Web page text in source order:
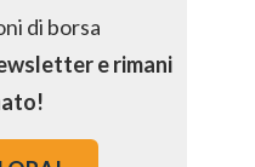
e rimani